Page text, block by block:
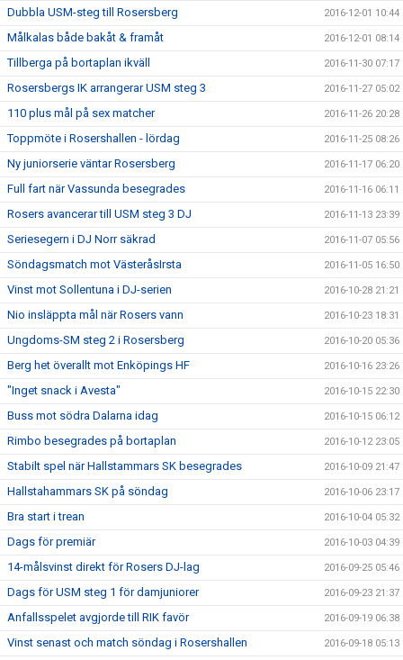
Dubbla USM-steg till Rosersberg 2016-12-01 10:44
Målkalas både bakåt & framåt 2016-12-01 08:14
Tillberga på bortaplan ikväll 2016-11-30 07:17
Rosersbergs IK arrangerar USM steg 3 2016-11-27 05:02
110 plus mål på sex matcher 2016-11-26 20:28
Toppmöte i Rosershallen - lördag 2016-11-25 08:26
Ny juniorserie väntar Rosersberg 2016-11-17 06:20
Full fart när Vassunda besegrades 2016-11-16 06:11
Rosers avancerar till USM steg 3 DJ 2016-11-13 23:39
Seriesegern i DJ Norr säkrad 2016-11-07 05:56
Söndagsmatch mot VästeråsIrsta 2016-11-05 16:50
Vinst mot Sollentuna i DJ-serien 2016-10-28 21:21
Nio insläppta mål när Rosers vann 2016-10-23 18:31
Ungdoms-SM steg 2 i Rosersberg 2016-10-20 05:36
Berg het överallt mot Enköpings HF 2016-10-16 23:26
"Inget snack i Avesta" 2016-10-15 22:30
Buss mot södra Dalarna idag 2016-10-15 06:12
Rimbo besegrades på bortaplan 2016-10-12 23:05
Stabilt spel när Hallstammars SK besegrades 2016-10-09 21:47
Hallstahammars SK på söndag 2016-10-06 23:17
Bra start i trean 2016-10-04 05:32
Dags för premiär 2016-10-03 04:39
14-målsvinst direkt för Rosers DJ-lag 2016-09-25 05:46
Dags för USM steg 1 för damjuniorer 2016-09-23 21:37
Anfallsspelet avgjorde till RIK favör 2016-09-19 06:38
Vinst senast och match söndag i Rosershallen 2016-09-18 05:13